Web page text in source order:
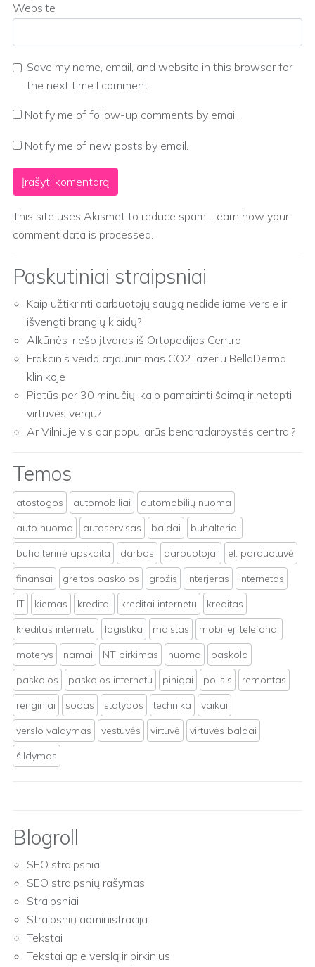
Website
Save my name, email, and website in this browser for
the next time I comment
Notify me of follow-up comments by email.
Notify me of new posts by email.
This site uses Akismet to reduce spam. Learn how your
comment data is processed.
Paskutiniai straipsniai
Kaip užtikrinti darbuotojų saugą nedideliame versle ir
išvengti brangių klaidų?
Alkūnės-riešo įtvaras iš Ortopedijos Centro
Frakcinis veido atjauninimas CO2 lazeriu BellaDerma
klinikoje
Pietūs per 30 minučių: kaip pamaitinti šeimą ir netapti
virtuvės vergu?
Ar Vilniuje vis dar populiarūs bendradarbystės centrai?
Temos
atostogos automobiliai
automobilių nuoma
auto nuoma
autoservisas baldai
buhalteriai
buhalterinė apskaita
darbas darbuotojai
el. parduotuvė
finansai
greitos paskolos grožis interjeras
internetas
IT
kiemas kreditai kreditai internetu
kreditas
kreditas internetu
logistika maistas
mobilieji telefonai
moterys
namai NT pirkimas nuoma
paskola
paskolos
paskolos internetu pinigai poilsis
remontas
renginiai
sodas statybos technika
vaikai
verslo valdymas
vestuvės virtuvė
virtuvės baldai
šildymas
Blogroll
SEO straipsniai
SEO straipsnių rašymas
Straipsniai
Straipsnių administracija
Tekstai
Tekstai apie verslą ir pirkinius